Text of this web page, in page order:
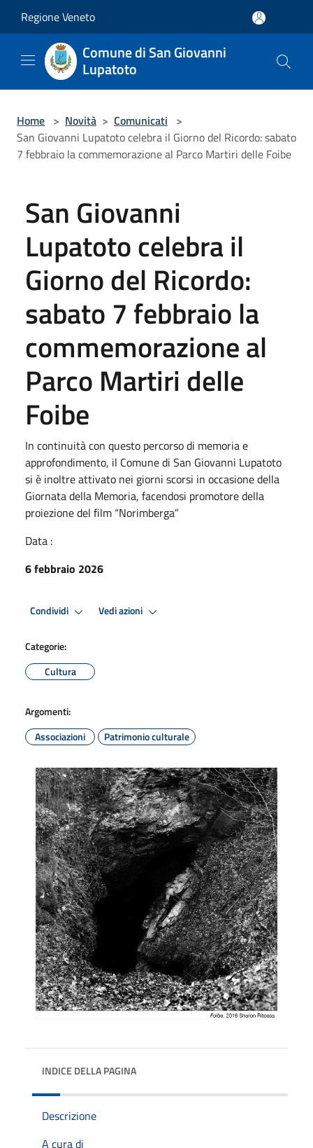
Regione Veneto
Comune di San Giovanni
Lupatoto
Home > Novità > Comunicati >
San Giovanni Lupatoto celebra il Giorno del Ricordo: sabato
7 febbraio la commemorazione al Parco Martiri delle Foibe
San Giovanni
Lupatoto celebra il
Giorno del Ricordo:
sabato 7 febbraio la
commemorazione al
Parco Martiri delle
Foibe
In continuità con questo percorso di memoria e
approfondimento, il Comune di San Giovanni Lupatoto
si è inoltre attivato nei giorni scorsi in occasione della
Giornata della Memoria, facendosi promotore della
proiezione del film “Norimberga”
Data :
6 febbraio 2026
Condividi Vedi azioni
Categorie:
Cultura
Argomenti:
Associazioni
Patrimonio culturale
INDICE DELLA PAGINA
Descrizione
A cura di